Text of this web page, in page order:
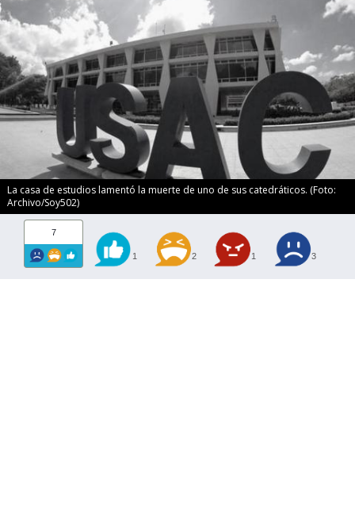
La casa de estudios lamentó la muerte de uno de sus catedráticos. (Foto:
Archivo/Soy502)
7
1 2 1 3